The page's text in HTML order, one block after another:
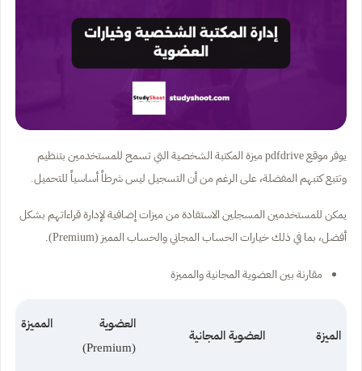
يوفر موقع pdfdrive ميزة المكتبة الشخصية التي تسمح للمستخدمين بتنظيم
وتتبع كتبهم المفضلة، على الرغم من أن التسجيل ليس شرطاً أساسياً للتحميل.
يمكن للمستخدمين المسجلين الاستفادة من ميزات إضافية لإدارة قراءاتهم بشكل
أفضل، بما في ذلك خيارات الحساب المجاني والحساب المميز (Premium).
مقارنة بين العضوية المجانية والمميزة
الميزة العضوية المجانية
العضوية المميزة
(Premium)